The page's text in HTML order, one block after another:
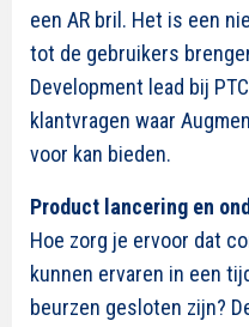
een AR bril. Het is een
tot de gebruikers
Development lead bij
klantvragen waar
voor kan bieden.
Product lancering en
Hoe zorg je ervoor dat
kunnen ervaren in een
beurzen gesloten zijn?